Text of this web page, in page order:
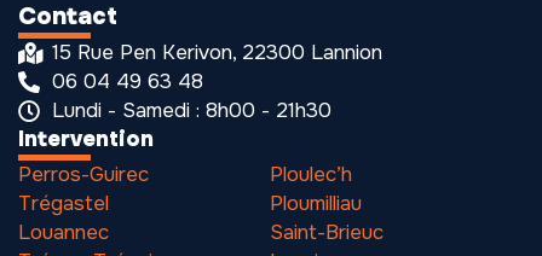
Intervention
Perros-Guirec
Trégastel
Louannec
Ploulec’h
Ploumilliau
Saint-Brieuc
Contact
15 Rue Pen Kerivon, 22300 Lannion
06 04 49 63 48
Lundi - Samedi : 8h00 - 21h30